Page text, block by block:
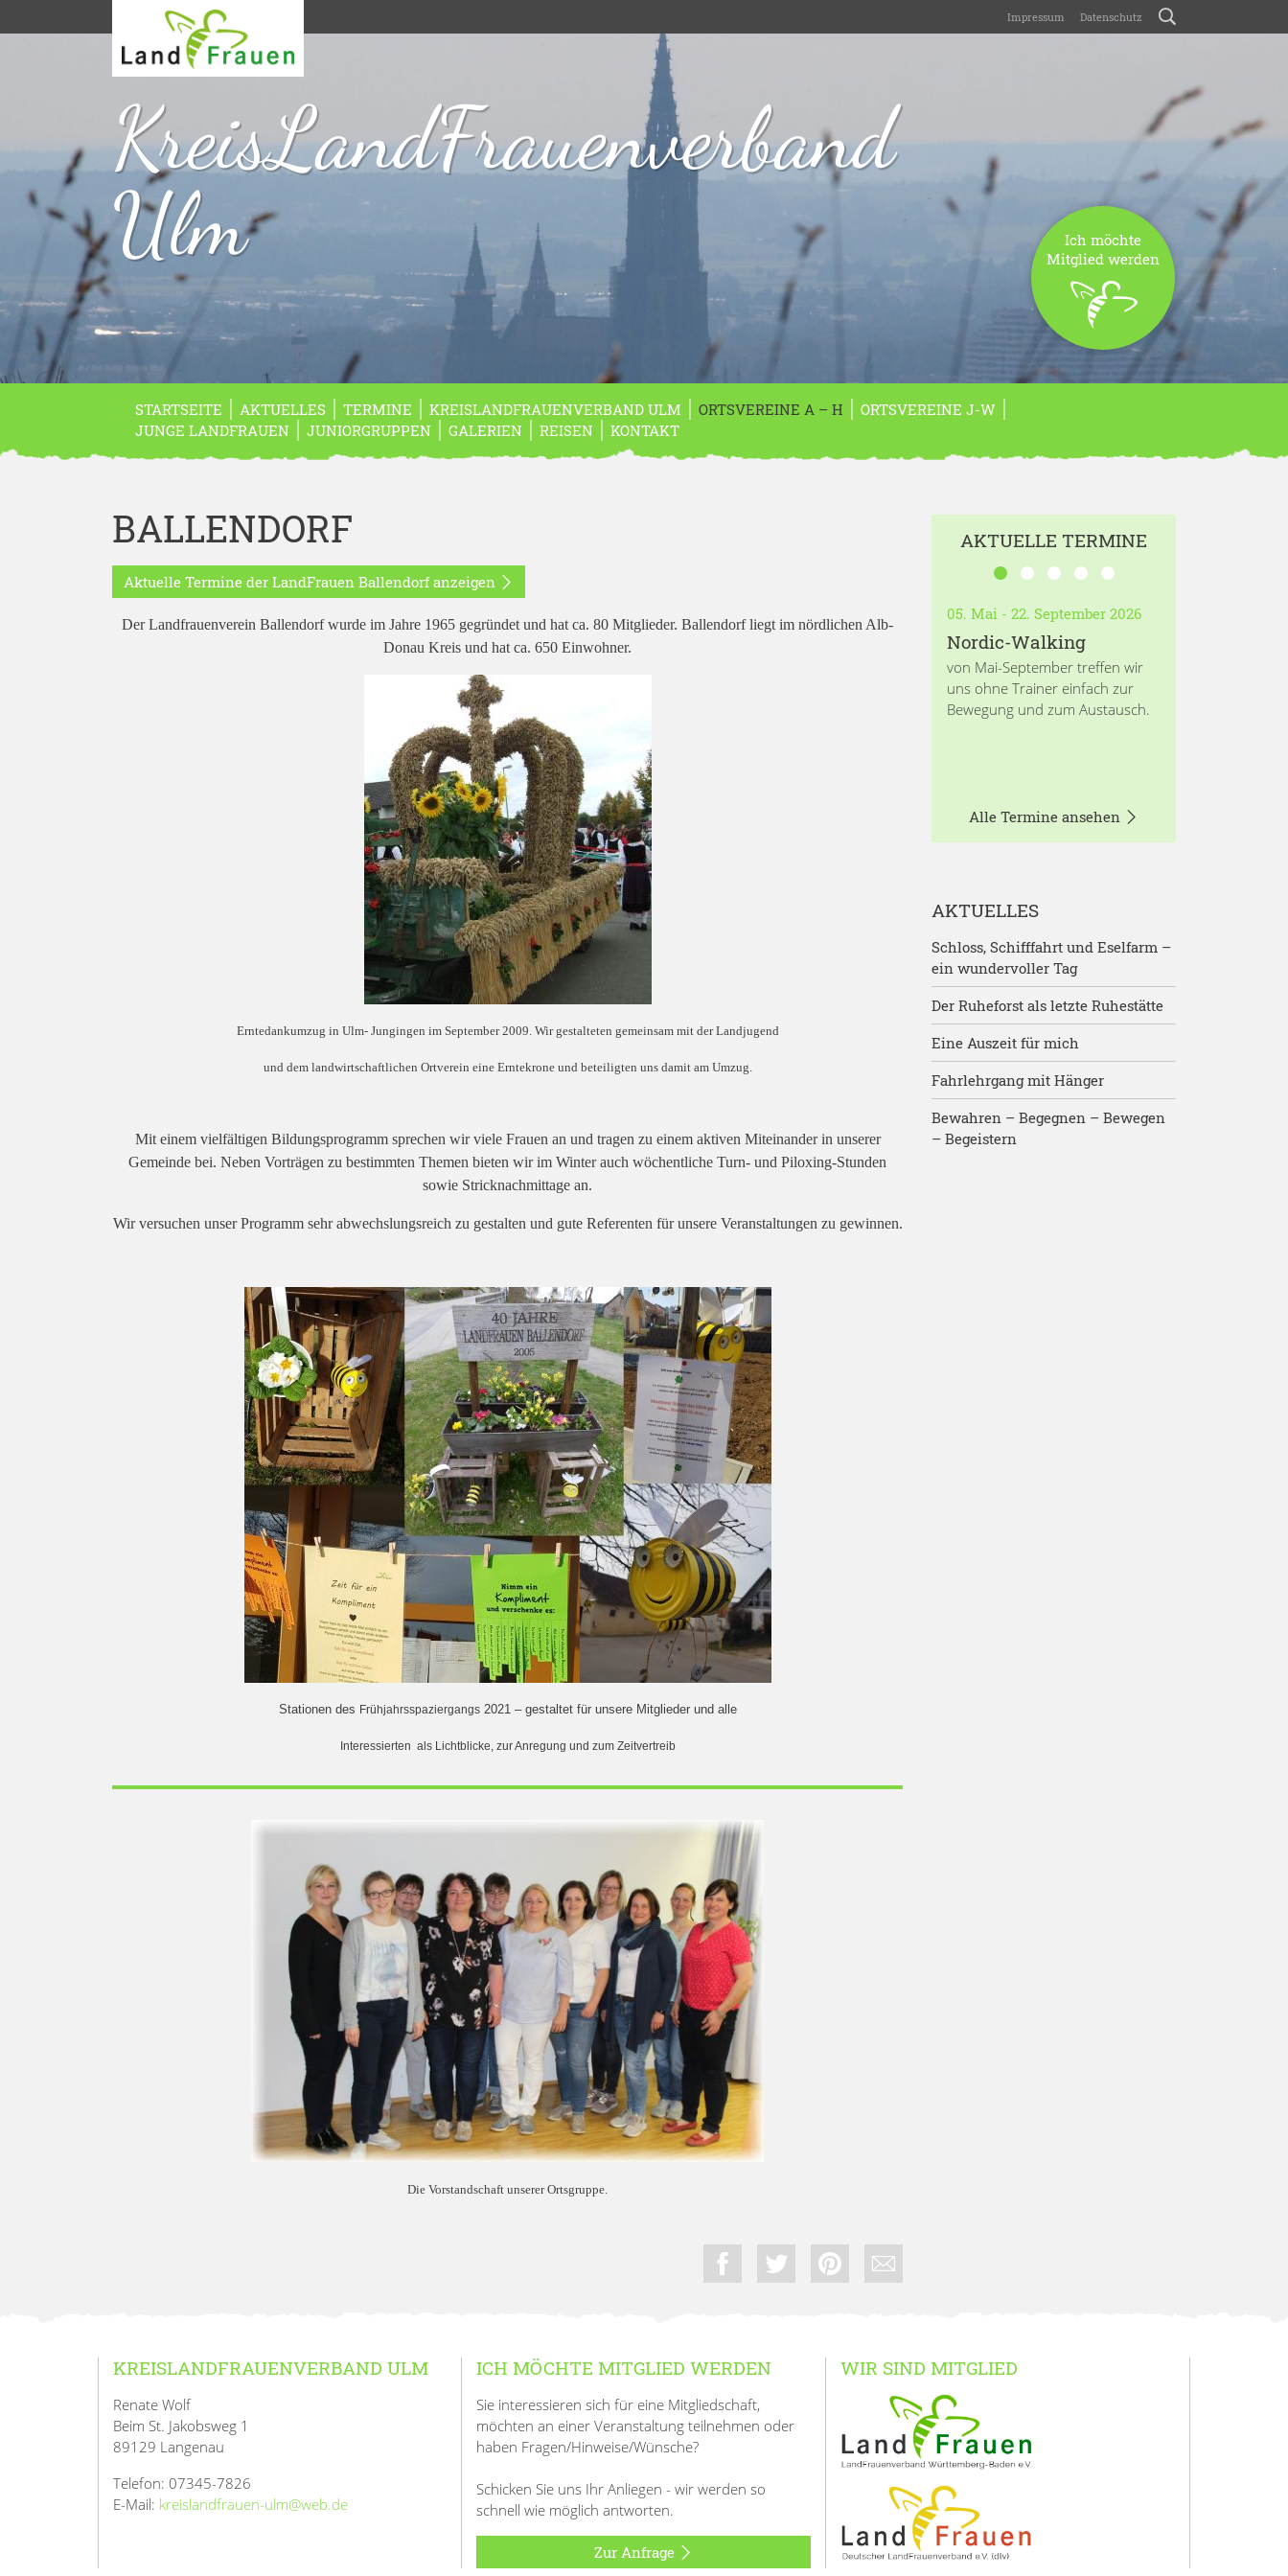
Impressum Datenschutz
KreisLandFrauenverband
Ulm
Ich möchte
Mitglied werden
STARTSEITE AKTUELLES TERMINE KREISLANDFRAUENVERBAND ULM ORTSVEREINE A – H
ORTSVEREINE J-W
JUNGE LANDFRAUEN
JUNIORGRUPPEN GALERIEN REISEN KONTAKT
BALLENDORF
Aktuelle Termine der LandFrauen Ballendorf anzeigen
Der Landfrauenverein Ballendorf wurde im Jahre 1965 gegründet und hat ca. 80 Mitglieder. Ballendorf liegt im nördlichen Alb-
Donau Kreis und hat ca. 650 Einwohner.
Erntedankumzug in Ulm- Jungingen im September 2009. Wir gestalteten gemeinsam mit der Landjugend
und dem landwirtschaftlichen Ortverein eine Erntekrone und beteiligten uns damit am Umzug.
Mit einem vielfältigen Bildungsprogramm sprechen wir viele Frauen an und tragen zu einem aktiven Miteinander in unserer
Gemeinde bei. Neben Vorträgen zu bestimmten Themen bieten wir im Winter auch wöchentliche Turn- und Piloxing-Stunden
sowie Stricknachmittage an.
Wir versuchen unser Programm sehr abwechslungsreich zu gestalten und gute Referenten für unsere Veranstaltungen zu gewinnen.
Stationen des Frühjahrsspaziergangs2021 – gestaltet für unsere Mitglieder und alle
Interessierten als Lichtblicke, zur Anregung und zum Zeitvertreib
Die Vorstandschaft unserer Ortsgruppe.
AKTUELLE TERMINE
05. Mai - 22. September 2026
Nordic-Walking
von Mai-September treffen wir
uns ohne Trainer einfach zur
Bewegung und zum Austausch.
Alle Termine ansehen
AKTUELLES
Schloss, Schifffahrt und Eselfarm –
ein wundervoller Tag
Der Ruheforst als letzte Ruhestätte
Eine Auszeit für mich
Fahrlehrgang mit Hänger
Bewahren – Begegnen – Bewegen
– Begeistern
KREISLANDFRAUENVERBAND ULM
Renate Wolf
Beim St. Jakobsweg 1
89129 Langenau
Telefon: 07345-7826
E-Mail: kreislandfrauen-ulm@web.de
ICH MÖCHTE MITGLIED WERDEN
Sie interessieren sich für eine Mitgliedschaft,
möchten an einer Veranstaltung teilnehmen oder
haben Fragen/Hinweise/Wünsche?
Schicken Sie uns Ihr Anliegen - wir werden so
schnell wie möglich antworten.
Zur Anfrage
WIR SIND MITGLIED